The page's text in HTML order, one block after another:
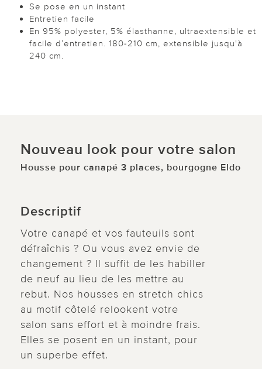
Se pose en un instant
Entretien facile
En 95% polyester, 5% élasthanne, ultraextensible et
facile d’entretien. 180-210 cm, extensible jusqu'à
240 cm.
Nouveau look pour votre salon
Housse pour canapé 3 places, bourgogne Eldo
Descriptif
Votre canapé et vos fauteuils sont
défraîchis ? Ou vous avez envie de
changement ? Il suffit de les habiller
de neuf au lieu de les mettre au
rebut. Nos housses en stretch chics
au motif côtelé relookent votre
salon sans effort et à moindre frais.
Elles se posent en un instant, pour
un superbe effet.